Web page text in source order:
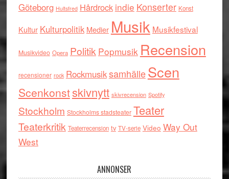
Göteborg Hultsfred Hårdrock indie Konserter Konst
Kultur Kulturpolitik Medier Musik Musikfestival
Musikvideo Opera Politik Popmusik Recension
recensioner rock RockmusiksamhälleScen
Scenkonstskivnytt skivrecension Spotify
Stockholm Stockholms stadsteater Teater
Teaterkritik Teaterrecension tv TV-serie Video Way Out
West
ANNONSER